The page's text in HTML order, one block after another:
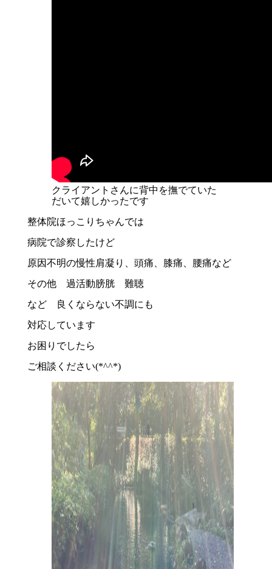
クライアントさんに背中を撫でていた
だいて嬉しかったです
整体院ほっこりちゃんでは
病院で診察したけど
原因不明の慢性肩凝り、頭痛、膝痛、腰痛など
その他 過活動膀胱 難聴
など 良くならない不調にも
対応しています
お困りでしたら
ご相談ください(*^^*)